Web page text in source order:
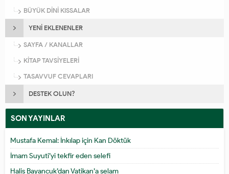
BÜYÜK DİNİ KISSALAR
YENİ EKLENENLER
SAYFA / KANALLAR
KİTAP TAVSİYELERİ
TASAVVUF CEVAPLARI
DESTEK OLUN?
SON YAYINLAR
Mustafa Kemal: İnkılap için Kan Döktük
İmam Suyuti’yi tekfir eden selefi
Halis Bayancuk’dan Vatikan’a selam